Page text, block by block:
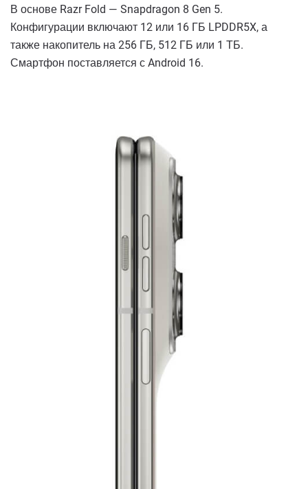
В основе Razr Fold — Snapdragon 8 Gen 5.
Конфигурации включают 12 или 16 ГБ LPDDR5X, а
также накопитель на 256 ГБ, 512 ГБ или 1 ТБ.
Смартфон поставляется с Android 16.